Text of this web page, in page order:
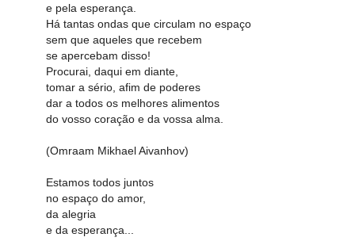
e pela esperança.
Há tantas ondas que circulam no espaço
sem que aqueles que recebem
se apercebam disso!
Procurai, daqui em diante,
tomar a sério, afim de poderes
dar a todos os melhores alimentos
do vosso coração e da vossa alma.
(Omraam Mikhael Aivanhov)
Estamos todos juntos
no espaço do amor,
da alegria
e da esperança...